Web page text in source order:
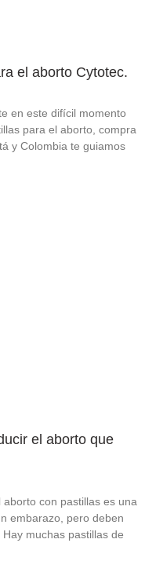
el aborto Cytotec.
en este difícil momento
para el aborto, compra
y Colombia te guiamos
el aborto que
con pastillas es una
embarazo, pero deben
muchas pastillas de